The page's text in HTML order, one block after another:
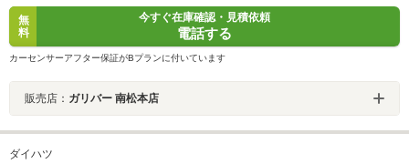
無
料
今すぐ在庫確認・見積依頼
電話する
カーセンサーアフター保証がBプランに付いています
販売店： ガリバー 南松本店
ダイハツ